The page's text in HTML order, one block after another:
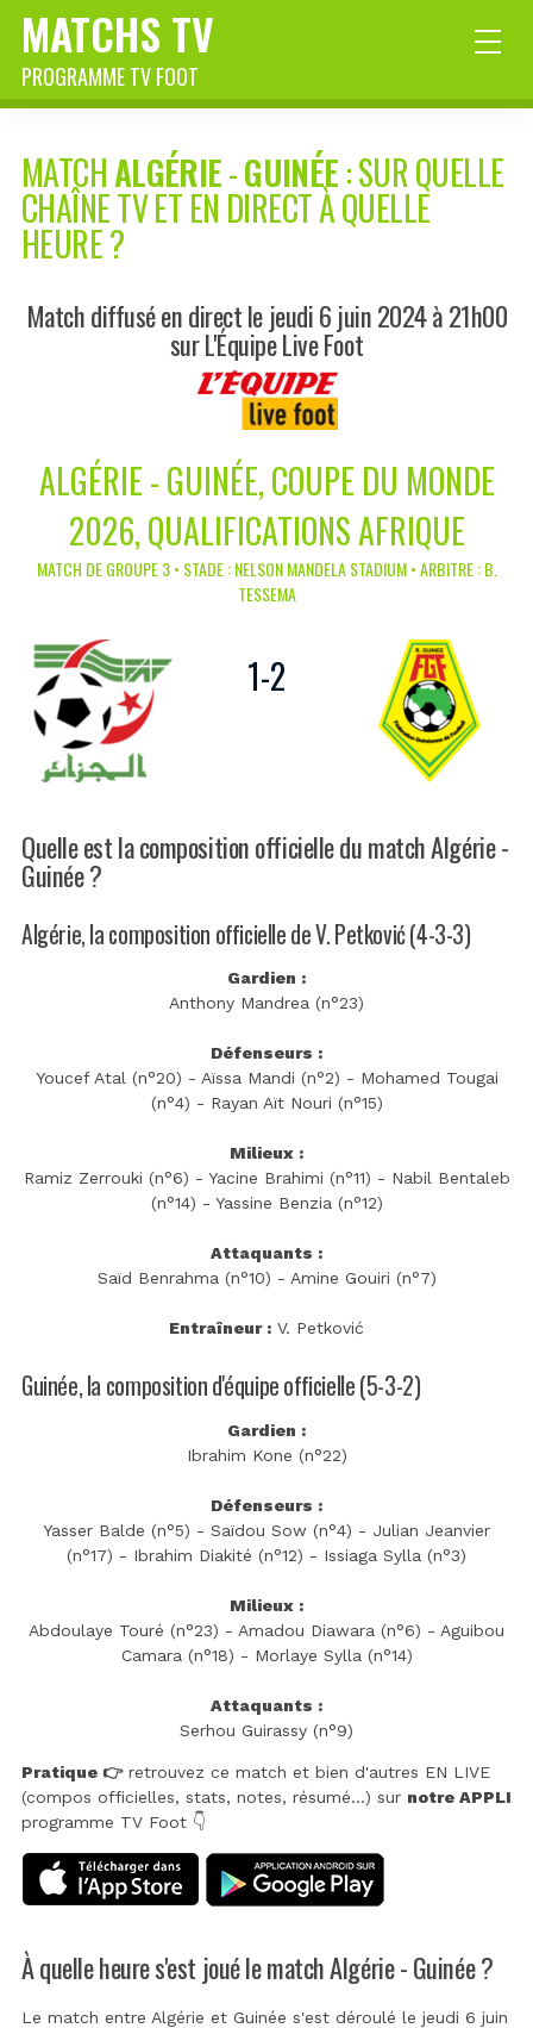
MATCHS TV
PROGRAMME TV FOOT
MATCHALGÉRIE-GUINÉE: SUR QUELLE
CHAÎNE TV ET EN DIRECT À QUELLE
HEURE ?
Match diffusé en direct le jeudi 6 juin 2024 à 21h00
sur L'Équipe Live Foot
ALGÉRIE - GUINÉE, COUPE DU MONDE
2026, QUALIFICATIONS AFRIQUE
MATCH DE GROUPE 3 • STADE : NELSON MANDELA STADIUM • ARBITRE : B.
TESSEMA
1-2
Quelle est la composition officielle du match Algérie -
Guinée ?
Algérie, la composition officielle de V. Petković (4-3-3)
Gardien :
Anthony Mandrea (n°23)
Défenseurs :
Youcef Atal (n°20) - Aïssa Mandi (n°2) - Mohamed Tougai
(n°4) - Rayan Aït Nouri (n°15)
Milieux :
Ramiz Zerrouki (n°6) - Yacine Brahimi (n°11) - Nabil Bentaleb
(n°14) - Yassine Benzia (n°12)
Attaquants :
Saïd Benrahma (n°10) - Amine Gouiri (n°7)
Entraîneur : V. Petković
Guinée, la composition d'équipe officielle (5-3-2)
Gardien :
Ibrahim Kone (n°22)
Défenseurs :
Yasser Balde (n°5) - Saïdou Sow (n°4) - Julian Jeanvier
(n°17) - Ibrahim Diakité (n°12) - Issiaga Sylla (n°3)
Milieux :
Abdoulaye Touré (n°23) - Amadou Diawara (n°6) - Aguibou
Camara (n°18) - Morlaye Sylla (n°14)
Attaquants :
Serhou Guirassy (n°9)
Pratique 👉retrouvez ce match et bien d'autres EN LIVE
(compos officielles, stats, notes, résumé...) sur notre APPLI
programme TV Foot 👇
À quelle heure s'est joué le match Algérie - Guinée ?
Le match entre Algérie et Guinée s'est déroulé le jeudi 6 juin